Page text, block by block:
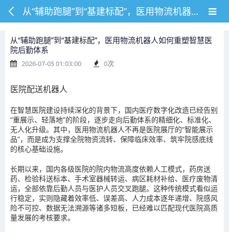
从“辅助跑腿”到“基建标配”，医用物流机器人如何重塑智慧医院后勤体系
从“辅助跑腿”到“基建标配”，医用物流机器人如何重塑智慧医
院后勤体系
2026-07-05 01:03:00 0次
医院配送机器人
在智慧医院建设持续深化的背景下，国内医疗数字化改造已经告别
“重展示、轻落地”的阶段，逐步走向后勤体系的精细化、标准化、
无人化升级。其中，医用物流机器人不再是医院展厅的“智能展示
品”，而是成为支撑全院物资流转、保障临床效率、筑牢院感底线
的核心基础设施。
长期以来，国内各级医院的院内物流高度依赖人工模式，药房送
药、检验科送标本、手术室器械转运、病区耗材补给、医疗废物清
运，全部依靠后勤人员与医护人员交叉跑腿。这种传统模式看似运
行稳定，实则隐藏着效率低、误差高、人力成本逐年递增、院感风
险不可控、数据无法溯源等诸多短板，已经难以匹配现代医院高质
量发展的考核要求。